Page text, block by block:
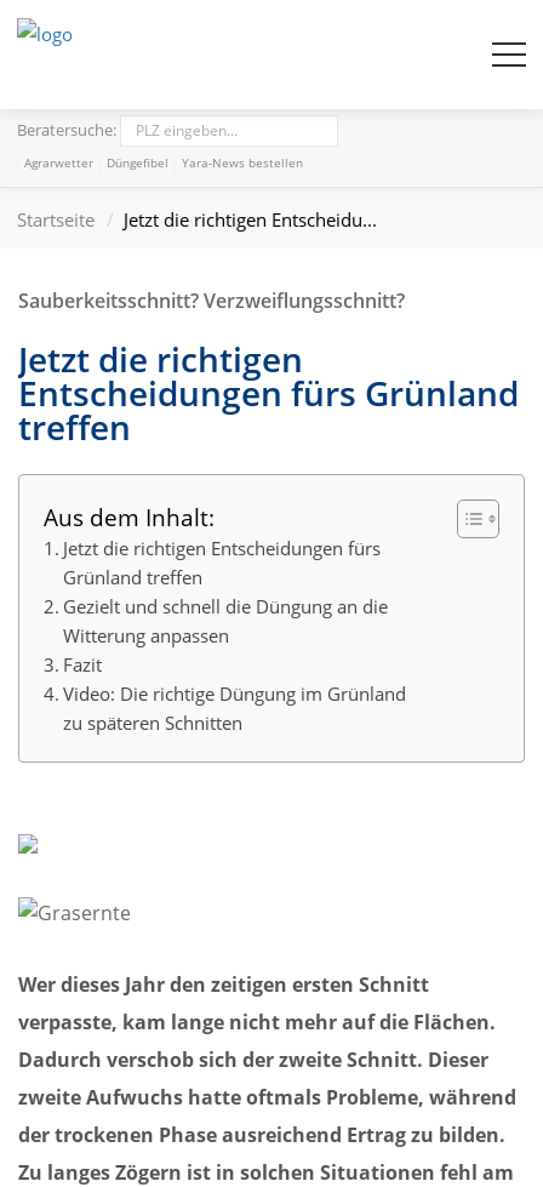
Beratersuche:
Agrarwetter Düngefibel Yara-News bestellen
Startseite Jetzt die richtigen Entscheidu...
Sauberkeitsschnitt? Verzweiflungsschnitt?
Jetzt die richtigen
Entscheidungen fürs Grünland
treffen
Aus dem Inhalt:
Jetzt die richtigen Entscheidungen fürs
Grünland treffen
Gezielt und schnell die Düngung an die
Witterung anpassen
Fazit
Video: Die richtige Düngung im Grünland
zu späteren Schnitten
Wer dieses Jahr den zeitigen ersten Schnitt
verpasste, kam lange nicht mehr auf die Flächen.
Dadurch verschob sich der zweite Schnitt. Dieser
zweite Aufwuchs hatte oftmals Probleme, während
der trockenen Phase ausreichend Ertrag zu bilden.
Zu langes Zögern ist in solchen Situationen fehl am